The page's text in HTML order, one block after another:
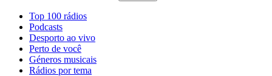
Top 100 rádios
Podcasts
Desporto ao vivo
Perto de você
Géneros musicais
Rádios por tema